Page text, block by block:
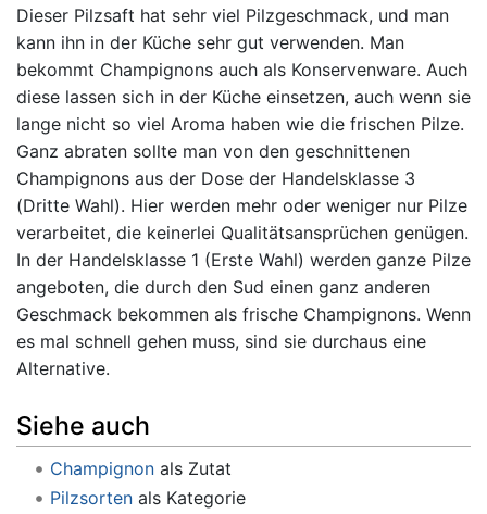
Dieser Pilzsaft hat sehr viel Pilzgeschmack, und man
kann ihn in der Küche sehr gut verwenden. Man
bekommt Champignons auch als Konservenware. Auch
diese lassen sich in der Küche einsetzen, auch wenn sie
lange nicht so viel Aroma haben wie die frischen Pilze.
Ganz abraten sollte man von den geschnittenen
Champignons aus der Dose der Handelsklasse 3
(Dritte Wahl). Hier werden mehr oder weniger nur Pilze
verarbeitet, die keinerlei Qualitätsansprüchen genügen.
In der Handelsklasse 1 (Erste Wahl) werden ganze Pilze
angeboten, die durch den Sud einen ganz anderen
Geschmack bekommen als frische Champignons. Wenn
es mal schnell gehen muss, sind sie durchaus eine
Alternative.
Siehe auch
Champignonals Zutat
Pilzsortenals Kategorie